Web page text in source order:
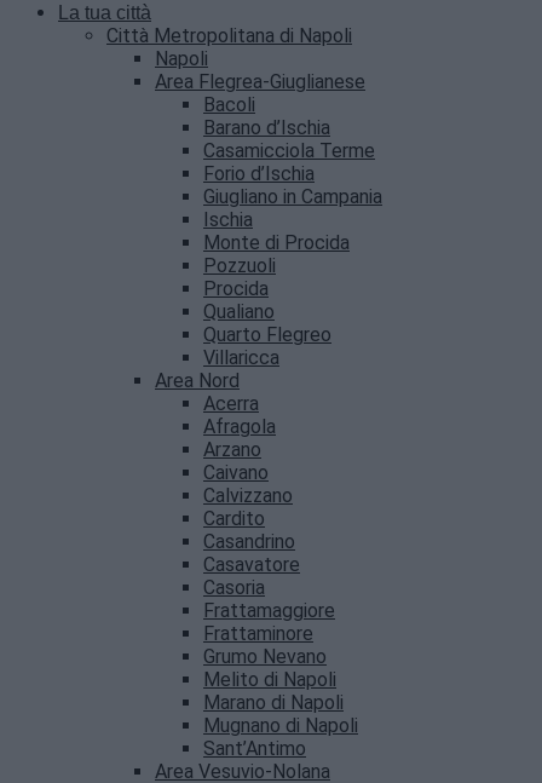
La tua città
Città Metropolitana di Napoli
Napoli
Area Flegrea-Giuglianese
Bacoli
Barano d’Ischia
Casamicciola Terme
Forio d’Ischia
Giugliano in Campania
Ischia
Monte di Procida
Pozzuoli
Procida
Qualiano
Quarto Flegreo
Villaricca
Area Nord
Acerra
Afragola
Arzano
Caivano
Calvizzano
Cardito
Casandrino
Casavatore
Casoria
Frattamaggiore
Frattaminore
Grumo Nevano
Melito di Napoli
Marano di Napoli
Mugnano di Napoli
Sant’Antimo
Area Vesuvio-Nolana